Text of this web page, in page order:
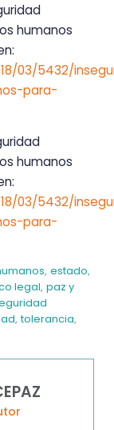
humanos
03/5432/
para-
humanos
03/5432/
para-
, estado,
legal, paz y
,tolerancia,